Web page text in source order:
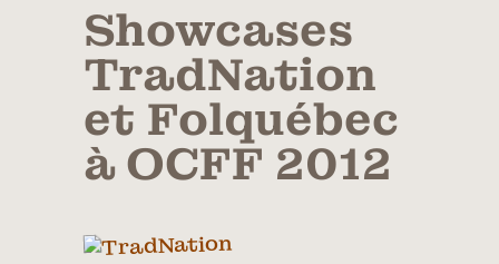
Showcases
TradNation
et Folquébec
à OCFF 2012